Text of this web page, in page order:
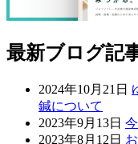
最新ブログ記
2024年10月21日
鍼について
2023年9月13日
2023年8月12日